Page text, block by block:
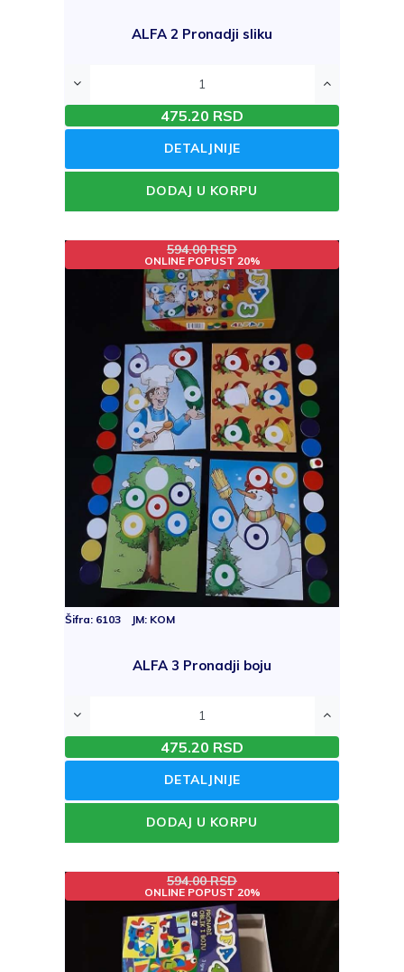
ALFA 2 Pronadji sliku
475.20 RSD
DETALJNIJE
DODAJ U KORPU
Šifra: 6103 JM: KOM
ALFA 3 Pronadji boju
594.00 RSD
ONLINE POPUST 20%
475.20 RSD
DETALJNIJE
DODAJ U KORPU
594.00 RSD
ONLINE POPUST 20%